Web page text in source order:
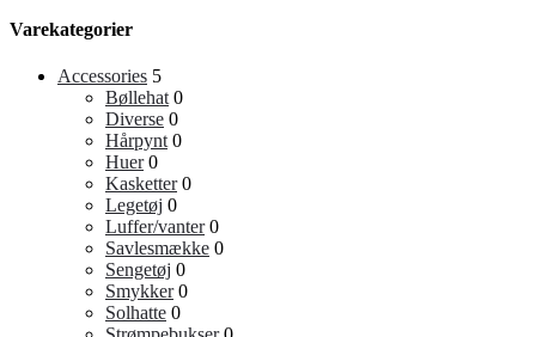
Varekategorier
Accessories 5
Bøllehat 0
Diverse 0
Hårpynt 0
Huer 0
Kasketter 0
Legetøj 0
Luffer/vanter 0
Savlesmække 0
Sengetøj 0
Smykker 0
Solhatte 0